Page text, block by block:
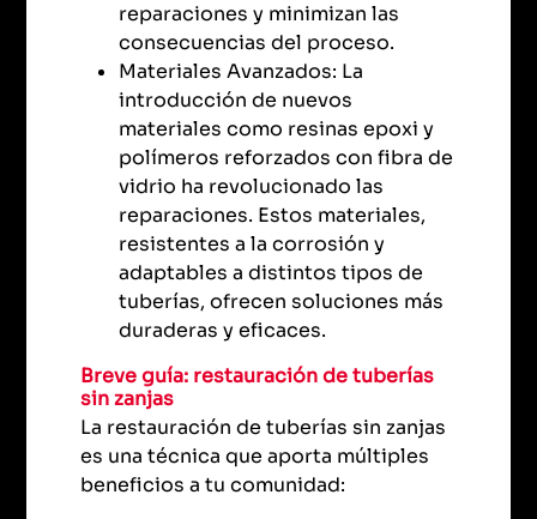
reparaciones y minimizan las
consecuencias del proceso.
Materiales Avanzados: La
introducción de nuevos
materiales como resinas epoxi y
polímeros reforzados con fibra de
vidrio ha revolucionado las
reparaciones. Estos materiales,
resistentes a la corrosión y
adaptables a distintos tipos de
tuberías, ofrecen soluciones más
duraderas y eficaces.
Breve guía: restauración de tuberías
sin zanjas
La restauración de tuberías sin zanjas
es una técnica que aporta múltiples
beneficios a tu comunidad: